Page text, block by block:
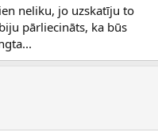
neliku, jo uzskatīju to
pārliecināts, ka būs